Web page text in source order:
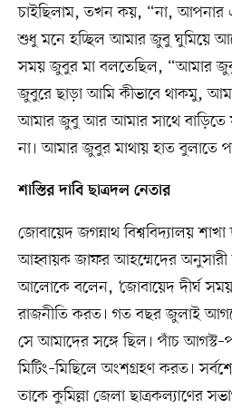
চাইছিলাম, তখন কয়, “না, আপনার
শুধু মনে হচ্ছিল আমার জুবু ঘুমিয়ে
সময় জুবুর মা বলতেছিল, “আমার
জুবুরে ছাড়া আমি কীভাবে থাকমু,
আমার জুবু আর আমার সাথে বাড়িতে
না। আমার জুবুর মাথায় হাত বুলাতে
শাস্তির দাবি ছাত্রদল নেতার
জোবায়েদ জগন্নাথ বিশ্ববিদ্যালয়
আহ্বায়ক জাফর আহম্মেদের অনুসারী
আলোকে বলেন, ‘জোবায়েদ দীর্ঘ
রাজনীতি করত। গত বছর জুলাই
সে আমাদের সঙ্গে ছিল। পাঁচ
মিটিং–মিছিলে অংশগ্রহণ করত।
তাকে কুমিল্লা জেলা ছাত্রকল্যাণের